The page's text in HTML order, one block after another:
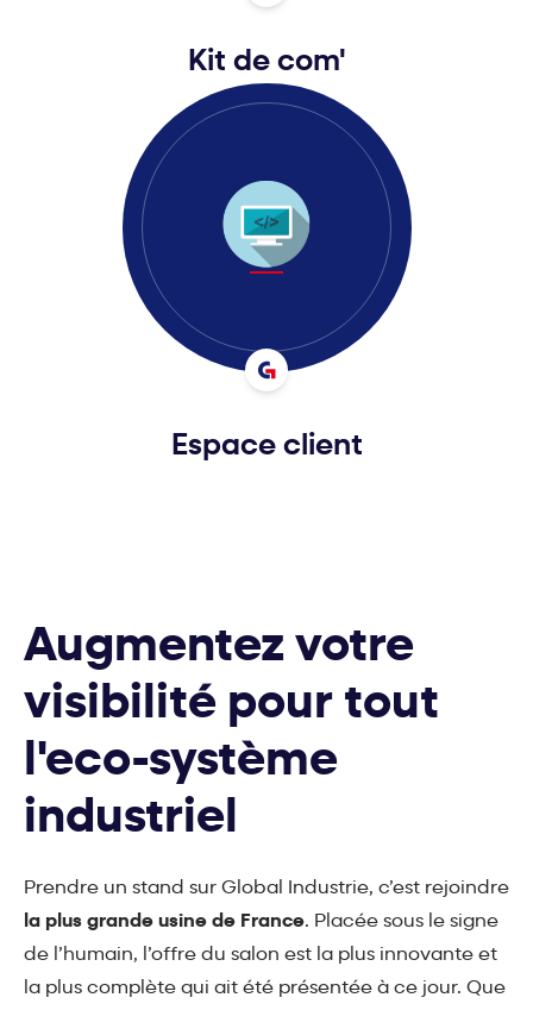
Kit de com'
Espace client
Augmentez votre
visibilité pour tout
l'eco-système
industriel
Prendre un stand sur Global Industrie, c’est rejoindre
la plus grande usine de France. Placée sous le signe
de l’humain, l’offre du salon est la plus innovante et
la plus complète qui ait été présentée à ce jour. Que